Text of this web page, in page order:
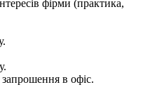
фірми (практика,
в офіс.